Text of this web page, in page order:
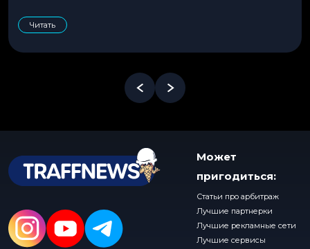
Читать
Может
пригодиться:
Статьи про арбитраж
Лучшие партнерки
Лучшие рекламные сети
Лучшие сервисы